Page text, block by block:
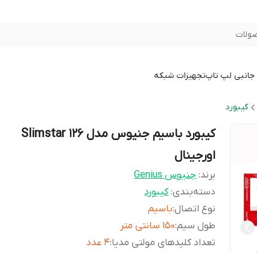
جانبی لپ تاپتجهیزات شبکه
کیبورد
کیبورد باسیم جنیوس مدل Slimstar 126
اورجینال
برند: جنیوس Genius
دسته‌بندی:کیبورد
نوع اتصال:باسیم
طول سیم:150 سانتی متر
تعداد کلیدهای مولتی مدیا:4 عدد